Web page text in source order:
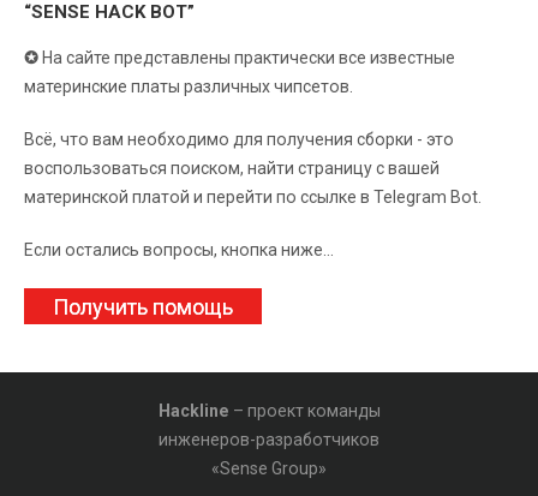
“SENSE HACK BOT”
✪ На сайте представлены практически все известные
материнские платы различных чипсетов.
Всё, что вам необходимо для получения сборки - это
воспользоваться поиском, найти страницу с вашей
материнской платой и перейти по ссылке в Telegram Bot.
Если остались вопросы, кнопка ниже...
Получить помощь
Hackline – проект команды
инженеров-разработчиков
«Sense Group»